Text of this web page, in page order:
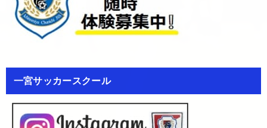
一宮サッカースクール